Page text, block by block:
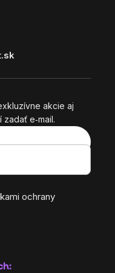
akcie aj
e‑mail.
ochrany